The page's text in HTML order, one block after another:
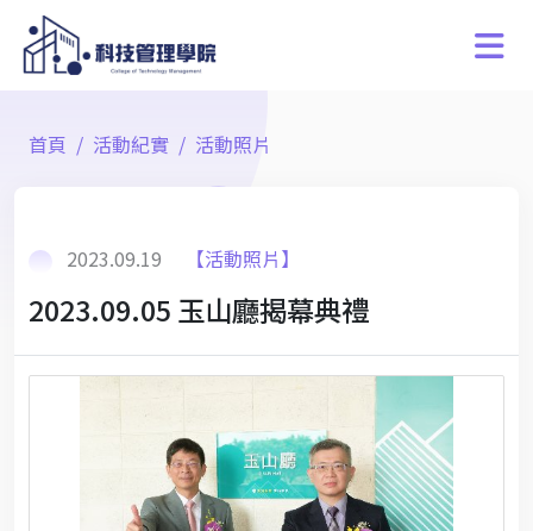
首頁 活動紀實 活動照片
2023.09.19 【活動照片】
2023.09.05 玉山廳揭幕典禮